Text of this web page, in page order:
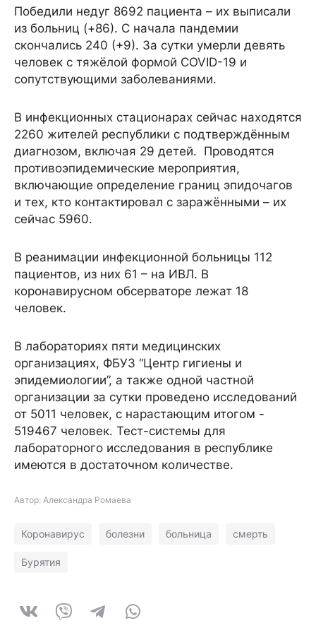
Победили недуг 8692 пациента – их выписали
из больниц (+86). С начала пандемии
скончались 240 (+9). За сутки умерли девять
человек с тяжёлой формой COVID-19 и
сопутствующими заболеваниями.
В инфекционных стационарах сейчас находятся
2260 жителей республики с подтверждённым
диагнозом, включая 29 детей. Проводятся
противоэпидемические мероприятия,
включающие определение границ эпидочагов
и тех, кто контактировал с заражёнными – их
сейчас 5960.
В реанимации инфекционной больницы 112
пациентов, из них 61 – на ИВЛ. В
коронавирусном обсерваторе лежат 18
человек.
В лабораториях пяти медицинских
организациях, ФБУЗ “Центр гигиены и
эпидемиологии”, а также одной частной
организации за сутки проведено исследований
от 5011 человек, с нарастающим итогом -
519467 человек. Тест-системы для
лабораторного исследования в республике
имеются в достаточном количестве.
Автор: Александра Ромаева
Коронавирус болезни больница смерть
Бурятия